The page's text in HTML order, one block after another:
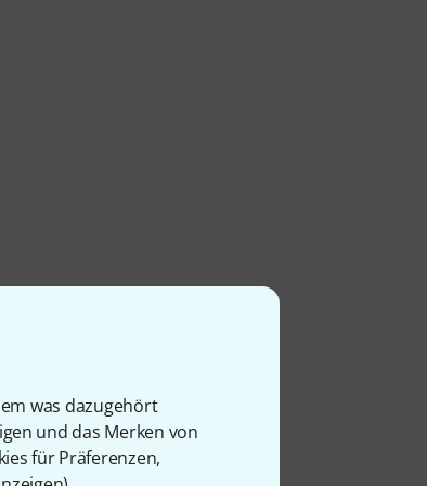
was dazugehört
und das Merken von
für Präferenzen,